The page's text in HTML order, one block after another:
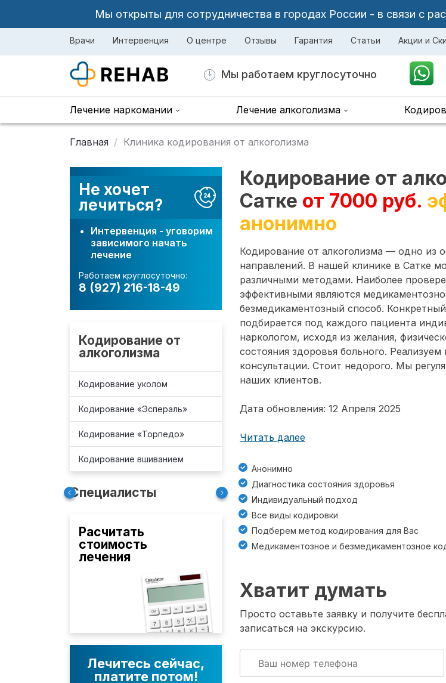
Мы открыты для сотрудничества в городах России - в связи с
Врачи Интервенция О центре Отзывы Гарантия Статьи Акции и
Мы работаем круглосуточно
Лечение наркомании Лечение алкоголизма
Главная Клиника кодирования от алкоголизма
Не хочет
лечиться?
Интервенция - уговорим
зависимого начать
лечение
Работаем круглосуточно:
8 (927) 216-18-49
Кодирование от
алкоголизма
Кодирование уколом
Кодирование «Эспераль»
Кодирование «Торпедо»
Кодирование вшиванием
Специалисты
Расчитать
стоимость
лечения
Лечитесь сейчас,
платите потом!
Кодирование от
Сатке от 7000 руб.
анонимно
Кодирование от алкоголизма — одно из
направлений. В нашей клинике в Сатке
различными методами. Наиболее
эффективными являются
безмедикаментозный способ.
подбирается под каждого пациента
наркологом, исходя из желания,
состояния здоровья больного.
консультации. Стоит недорого. Мы
наших клиентов.
Дата обновления: 12 Апреля 2025
Читать далее
Анонимно
Диагностика состояния здоровья
Индивидуальный подход
Все виды кодировки
Подберем метод кодирования для Вас
Медикаментозное и безмедикаментозное
Хватит думать
Просто оставьте заявку и получите
записаться на экскурсию.